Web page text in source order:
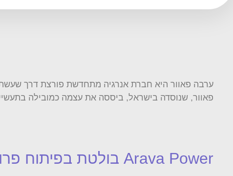
ערבה פאוור היא חברת אנרגיה מתחדשת פורצת דרך
פאוור, שנוסדה בישראל, ביססה את עצמה כמובילה
Arava Power בולטת בפיתוח פרויקטים סולאריים